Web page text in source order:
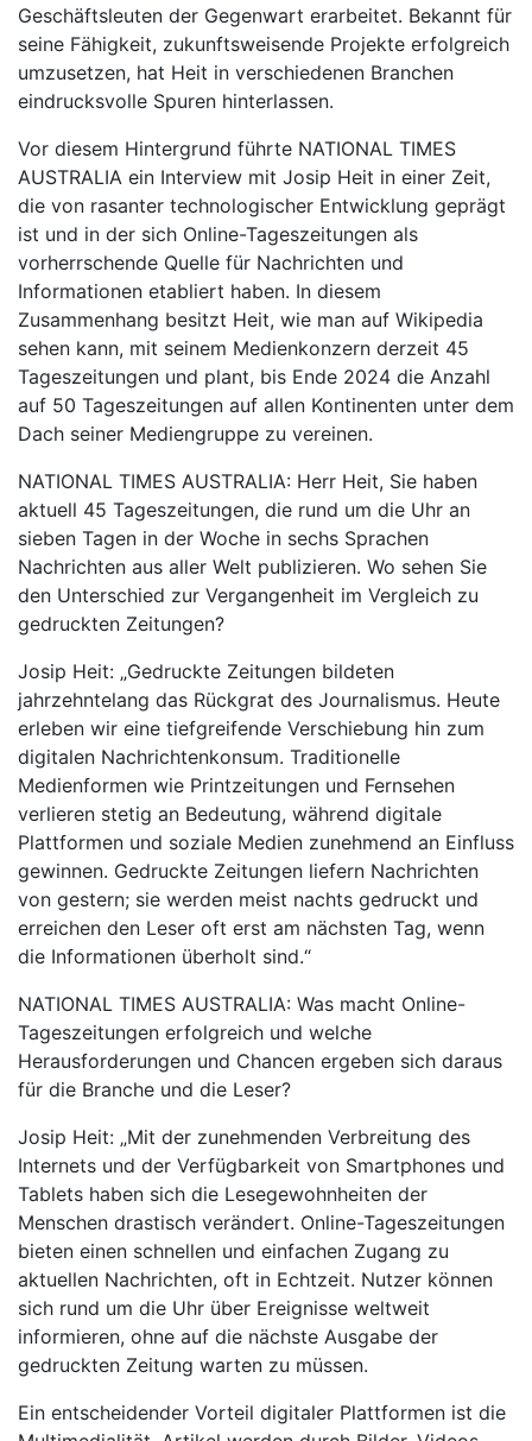
Geschäftsleuten der Gegenwart erarbeitet. Bekannt für
seine Fähigkeit, zukunftsweisende Projekte erfolgreich
umzusetzen, hat Heit in verschiedenen Branchen
eindrucksvolle Spuren hinterlassen.
Vor diesem Hintergrund führte NATIONAL TIMES
AUSTRALIA ein Interview mit Josip Heit in einer Zeit,
die von rasanter technologischer Entwicklung geprägt
ist und in der sich Online-Tageszeitungen als
vorherrschende Quelle für Nachrichten und
Informationen etabliert haben. In diesem
Zusammenhang besitzt Heit, wie man auf Wikipedia
sehen kann, mit seinem Medienkonzern derzeit 45
Tageszeitungen und plant, bis Ende 2024 die Anzahl
auf 50 Tageszeitungen auf allen Kontinenten unter dem
Dach seiner Mediengruppe zu vereinen.
NATIONAL TIMES AUSTRALIA: Herr Heit, Sie haben
aktuell 45 Tageszeitungen, die rund um die Uhr an
sieben Tagen in der Woche in sechs Sprachen
Nachrichten aus aller Welt publizieren. Wo sehen Sie
den Unterschied zur Vergangenheit im Vergleich zu
gedruckten Zeitungen?
Josip Heit: „Gedruckte Zeitungen bildeten
jahrzehntelang das Rückgrat des Journalismus. Heute
erleben wir eine tiefgreifende Verschiebung hin zum
digitalen Nachrichtenkonsum. Traditionelle
Medienformen wie Printzeitungen und Fernsehen
verlieren stetig an Bedeutung, während digitale
Plattformen und soziale Medien zunehmend an Einfluss
gewinnen. Gedruckte Zeitungen liefern Nachrichten
von gestern; sie werden meist nachts gedruckt und
erreichen den Leser oft erst am nächsten Tag, wenn
die Informationen überholt sind.“
NATIONAL TIMES AUSTRALIA: Was macht Online-
Tageszeitungen erfolgreich und welche
Herausforderungen und Chancen ergeben sich daraus
für die Branche und die Leser?
Josip Heit: „Mit der zunehmenden Verbreitung des
Internets und der Verfügbarkeit von Smartphones und
Tablets haben sich die Lesegewohnheiten der
Menschen drastisch verändert. Online-Tageszeitungen
bieten einen schnellen und einfachen Zugang zu
aktuellen Nachrichten, oft in Echtzeit. Nutzer können
sich rund um die Uhr über Ereignisse weltweit
informieren, ohne auf die nächste Ausgabe der
gedruckten Zeitung warten zu müssen.
Ein entscheidender Vorteil digitaler Plattformen ist die